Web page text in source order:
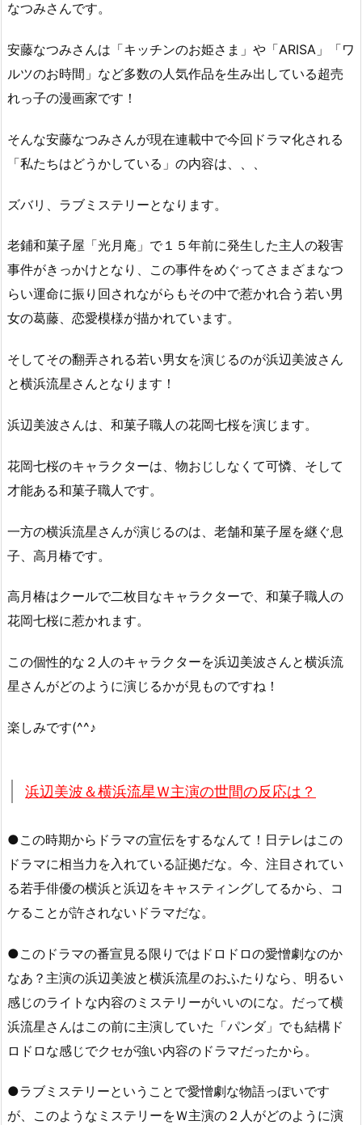
なつみさんです。
安藤なつみさんは「キッチンのお姫さま」や「ARISA」「ワ
ルツのお時間」など多数の人気作品を生み出している超売
れっ子の漫画家です！
そんな安藤なつみさんが現在連載中で今回ドラマ化される
「私たちはどうかしている」の内容は、、、
ズバリ、ラブミステリーとなります。
老鋪和菓子屋「光月庵」で１５年前に発生した主人の殺害
事件がきっかけとなり、この事件をめぐってさまざまなつ
らい運命に振り回されながらもその中で惹かれ合う若い男
女の葛藤、恋愛模様が描かれています。
そしてその翻弄される若い男女を演じるのが浜辺美波さん
と横浜流星さんとなります！
浜辺美波さんは、和菓子職人の花岡七桜を演じます。
花岡七桜のキャラクターは、物おじしなくて可憐、そして
才能ある和菓子職人です。
一方の横浜流星さんが演じるのは、老舗和菓子屋を継ぐ息
子、高月椿です。
高月椿はクールで二枚目なキャラクターで、和菓子職人の
花岡七桜に惹かれます。
この個性的な２人のキャラクターを浜辺美波さんと横浜流
星さんがどのように演じるかが見ものですね！
楽しみです(^^♪
浜辺美波＆横浜流星Ｗ主演の世間の反応は？
●この時期からドラマの宣伝をするなんて！日テレはこの
ドラマに相当力を入れている証拠だな。今、注目されてい
る若手俳優の横浜と浜辺をキャスティングしてるから、コ
ケることが許されないドラマだな。
●このドラマの番宣見る限りではドロドロの愛憎劇なのか
なあ？主演の浜辺美波と横浜流星のおふたりなら、明るい
感じのライトな内容のミステリーがいいのにな。だって横
浜流星さんはこの前に主演していた「パンダ」でも結構ド
ロドロな感じでクセが強い内容のドラマだったから。
●ラブミステリーということで愛憎劇な物語っぽいです
が、このようなミステリーをＷ主演の２人がどのように演